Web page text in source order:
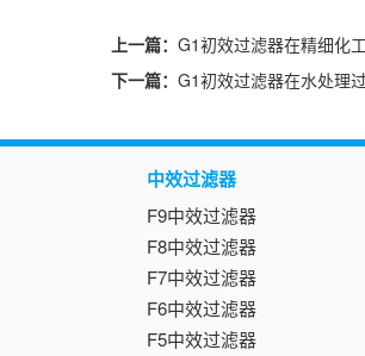
上一篇： G1初效过滤器在精细化
下一篇： G1初效过滤器在水处理
中效过滤器
F9中效过滤器
F8中效过滤器
F7中效过滤器
F6中效过滤器
F5中效过滤器